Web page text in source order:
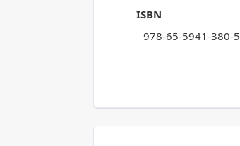
ISBN
978-65-5941-380-5